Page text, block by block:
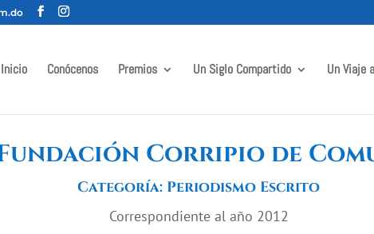
Inicio Conócenos Premios Un Siglo Compartido Un Viaje
Corripio de
Categoría: Periodismo Escrito
Correspondiente al año 2012